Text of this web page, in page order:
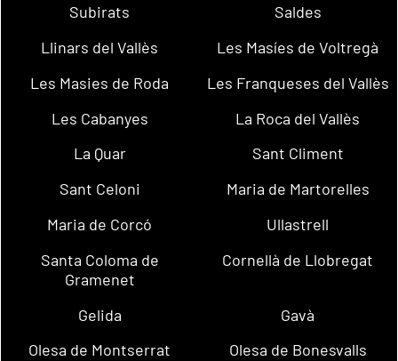
Subirats
Saldes
Llinars del Vallès
Les Masíes de Voltregà
Les Masies de Roda
Les Franqueses del Vallès
Les Cabanyes
La Roca del Vallès
La Quar
Sant Climent
Sant Celoni
Maria de Martorelles
Maria de Corcó
Ullastrell
Santa Coloma de
Gramenet
Cornellà de Llobregat
Gelida
Gavà
Olesa de Montserrat
Olesa de Bonesvalls